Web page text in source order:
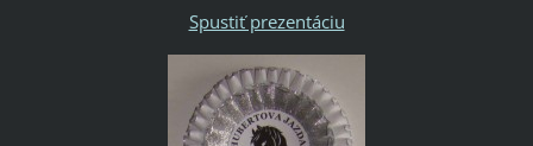
Spustiť prezentáciu